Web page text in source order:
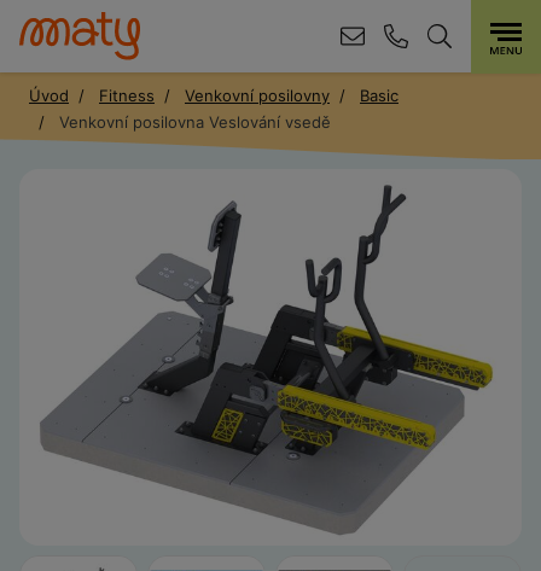
Úvod Fitness Venkovní posilovny
Basic
Venkovní posilovna Veslování vsedě